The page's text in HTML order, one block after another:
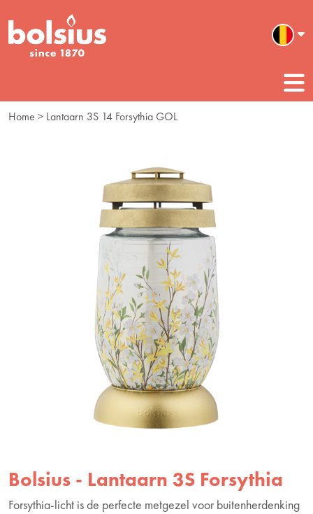
Home > Lantaarn 3S 14 Forsythia GOL
Bolsius - Lantaarn 3S Forsythia
Forsythia-licht is de perfecte metgezel voor buitenherdenking